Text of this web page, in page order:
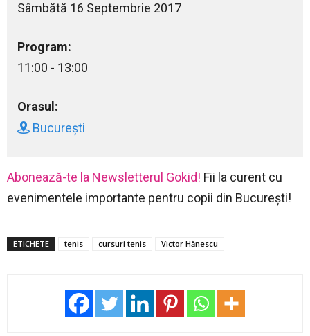
Sâmbătă 16 Septembrie 2017
Program:
11:00 - 13:00
Orasul:
București
Abonează-te la Newsletterul Gokid! Fii la curent cu
evenimentele importante pentru copii din București!
ETICHETE tenis cursuri tenis Victor Hănescu